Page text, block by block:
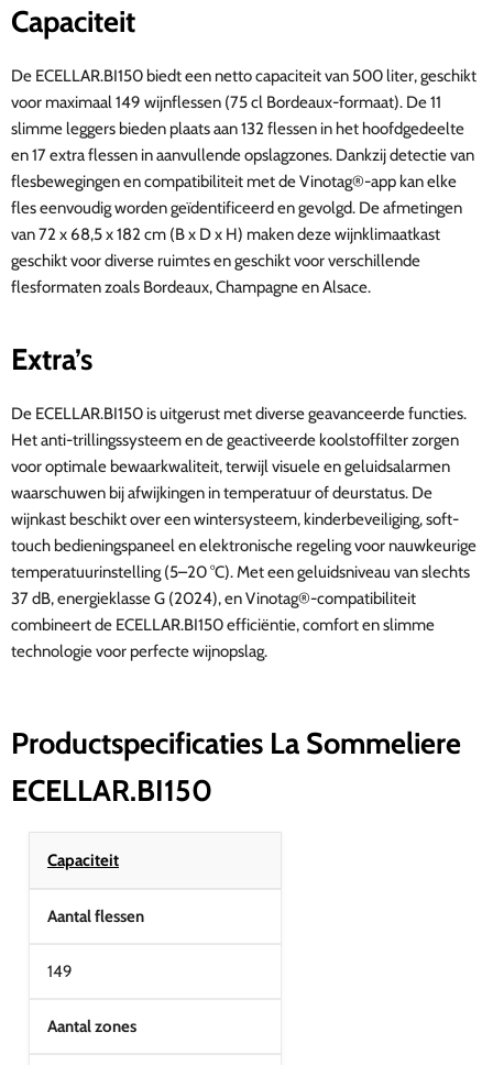
Capaciteit
De ECELLAR.BI150 biedt een netto capaciteit van 500 liter, geschikt
voor maximaal 149 wijnflessen (75 cl Bordeaux-formaat). De 11
slimme leggers bieden plaats aan 132 flessen in het hoofdgedeelte
en 17 extra flessen in aanvullende opslagzones. Dankzij detectie van
flesbewegingen en compatibiliteit met de Vinotag®-app kan elke
fles eenvoudig worden geïdentificeerd en gevolgd. De afmetingen
van 72 x 68,5 x 182 cm (B x D x H) maken deze wijnklimaatkast
geschikt voor diverse ruimtes en geschikt voor verschillende
flesformaten zoals Bordeaux, Champagne en Alsace.
Extra’s
De ECELLAR.BI150 is uitgerust met diverse geavanceerde functies.
Het anti-trillingssysteem en de geactiveerde koolstoffilter zorgen
voor optimale bewaarkwaliteit, terwijl visuele en geluidsalarmen
waarschuwen bij afwijkingen in temperatuur of deurstatus. De
wijnkast beschikt over een wintersysteem, kinderbeveiliging, soft-
touch bedieningspaneel en elektronische regeling voor nauwkeurige
temperatuurinstelling (5–20 °C). Met een geluidsniveau van slechts
37 dB, energieklasse G (2024), en Vinotag®-compatibiliteit
combineert de ECELLAR.BI150 efficiëntie, comfort en slimme
technologie voor perfecte wijnopslag.
Productspecificaties La Sommeliere
ECELLAR.BI150
Capaciteit
Aantal flessen
149
Aantal zones